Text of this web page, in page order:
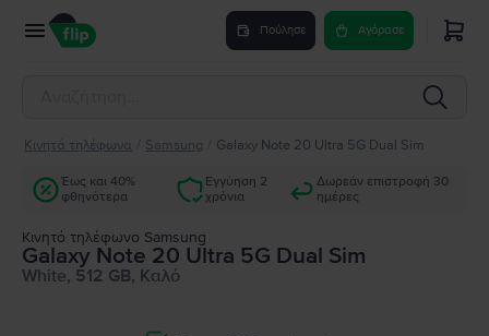
Πούλησε Αγόρασε
Κινητά τηλέφωνα Samsung Galaxy Note 20 Ultra 5G Dual Sim
Έως και 40%
φθηνότερα
Εγγύηση 2
χρόνια
Δωρεάν επιστροφή 30
ημέρες
Κινητό τηλέφωνο Samsung
Galaxy Note 20 Ultra 5G Dual Sim
White, 512 GB, Καλό